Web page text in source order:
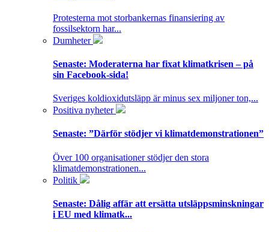
Protesterna mot storbankernas finansiering av
fossilsektorn har...
Dumheter
Senaste: Moderaterna har fixat klimatkrisen – på
sin Facebook-sida!
Sveriges koldioxidutsläpp är minus sex miljoner ton,...
Positiva nyheter
Senaste: ”Därför stödjer vi klimatdemonstrationen”
Över 100 organisationer stödjer den stora
klimatdemonstrationen...
Politik
Senaste: Dålig affär att ersätta utsläppsminskningar
i EU med klimatk...